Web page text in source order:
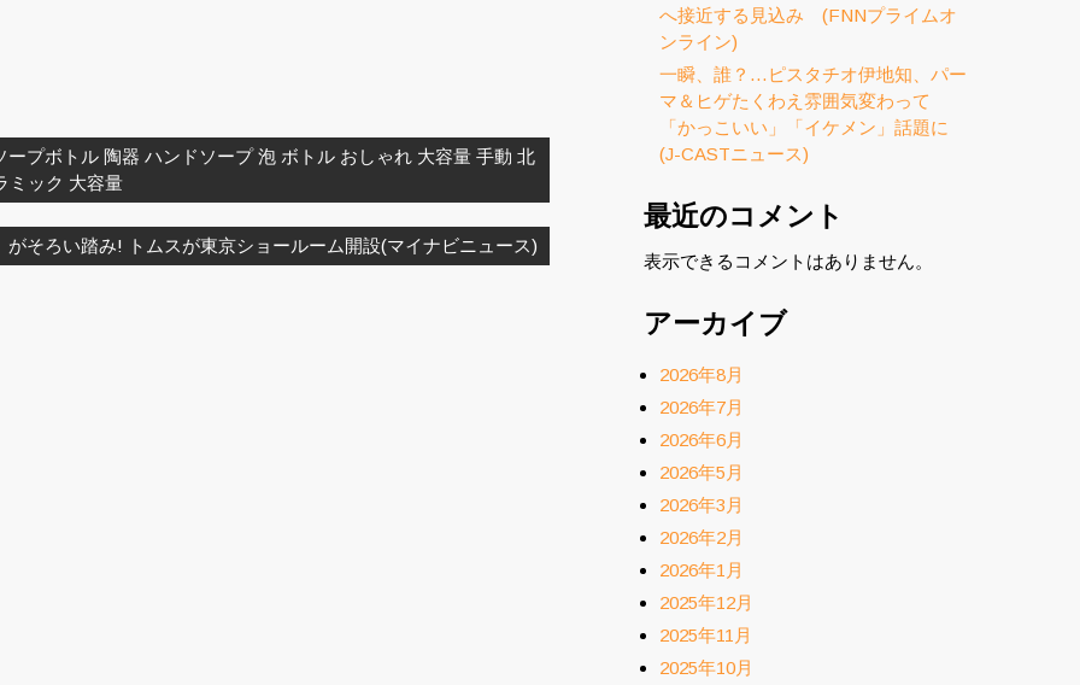
プボトル 陶器 ハンドソープ 泡 ボトル おしゃれ 大容量 手動 北
ミック 大容量
がそろい踏み! トムスが東京ショールーム開設(マイナビニュース)
へ接近する見込み (FNNプライムオ
ンライン)
一瞬、誰？…ピスタチオ伊地知、パー
マ＆ヒゲたくわえ雰囲気変わって
「かっこいい」「イケメン」話題に
(J-CASTニュース)
最近のコメント
表示できるコメントはありません。
アーカイブ
2026年8月
2026年7月
2026年6月
2026年5月
2026年3月
2026年2月
2026年1月
2025年12月
2025年11月
2025年10月